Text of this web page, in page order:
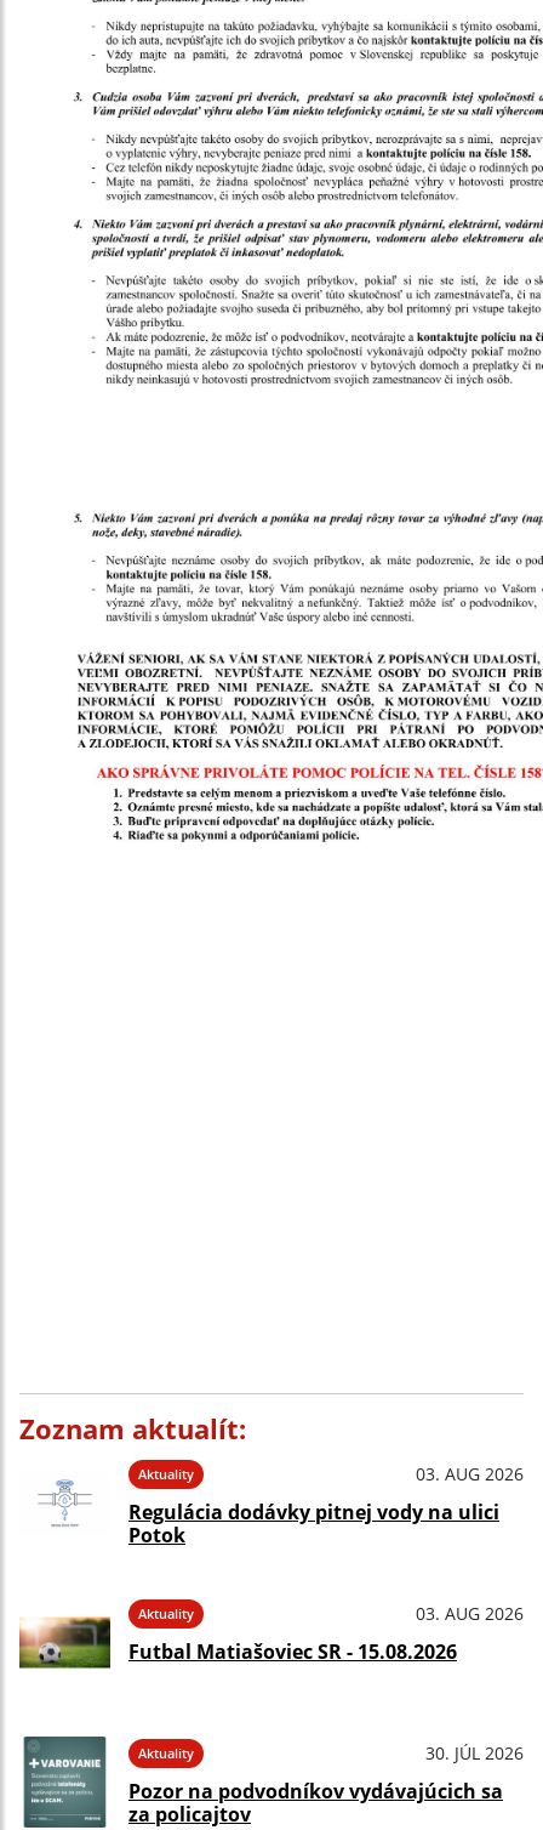
Zoznam aktualít:
Aktuality 03. AUG 2026
Regulácia dodávky pitnej vody na ulici
Potok
Aktuality 03. AUG 2026
Futbal Matiašoviec SR - 15.08.2026
Aktuality 30. JÚL 2026
Pozor na podvodníkov vydávajúcich sa
za policajtov